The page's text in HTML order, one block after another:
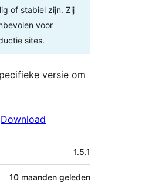
of stabiel zijn. Zij
voor
sites.
versie om
Download
1.5.1
10 maanden geleden